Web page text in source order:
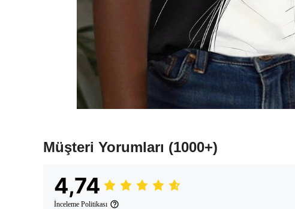
Müşteri Yorumları (1000+)
4,74
İnceleme Politikası